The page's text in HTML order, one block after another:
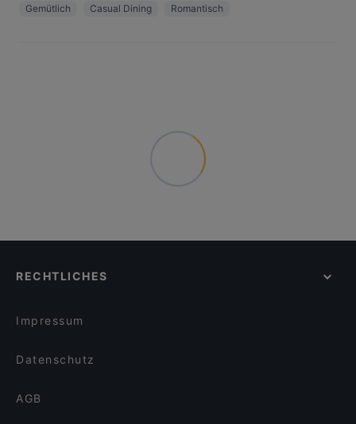
Gemütlich Casual Dining Romantisch
RECHTLICHES
Impressum
Datenschutz
AGB